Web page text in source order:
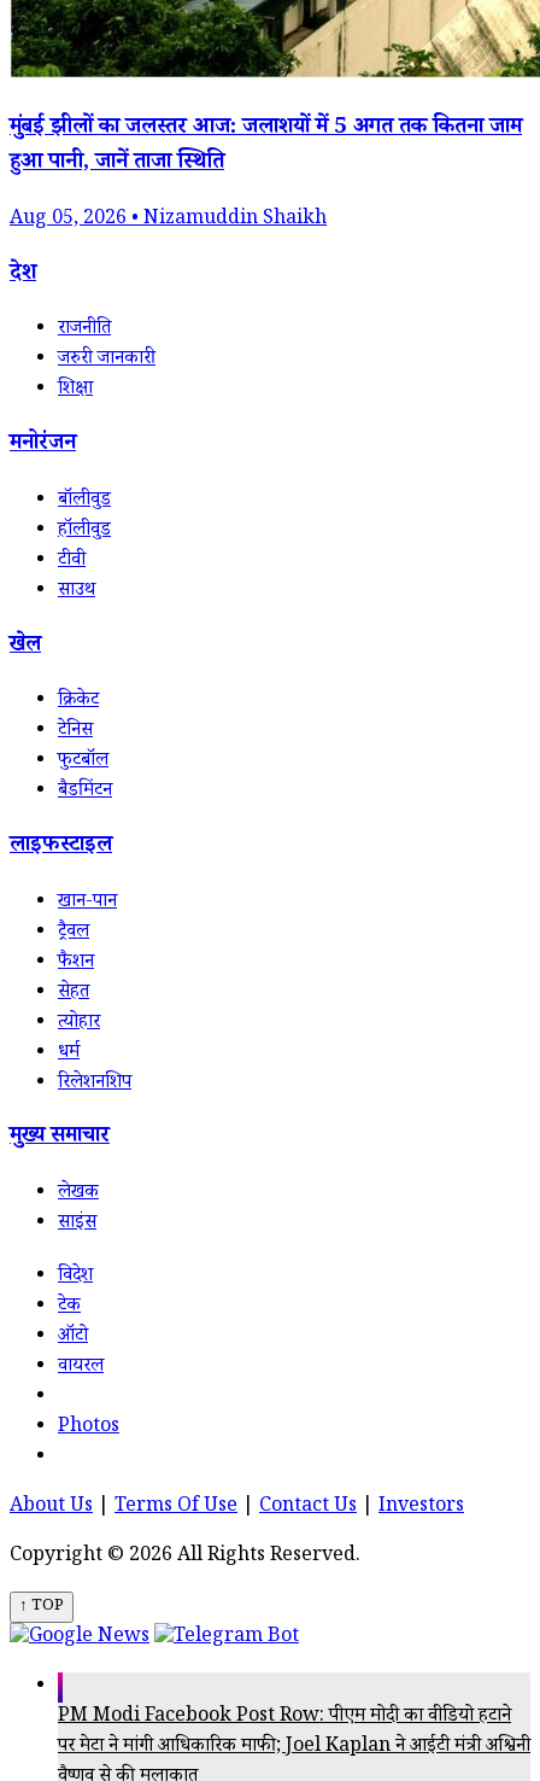
मुंबई झीलों का जलस्तर आज: जलाशयों में 5 अगत तक कितना जाम
हुआ पानी, जानें ताजा स्थिति
Aug 05, 2026 • Nizamuddin Shaikh
देश
राजनीति
जरुरी जानकारी
शिक्षा
मनोरंजन
बॉलीवुड
हॉलीवुड
टीवी
साउथ
खेल
क्रिकेट
टेनिस
फुटबॉल
बैडमिंटन
लाइफस्टाइल
खान-पान
ट्रैवल
फैशन
सेहत
त्योहार
धर्म
रिलेशनशिप
मुख्य समाचार
लेखक
साइंस
विदेश
टेक
ऑटो
वायरल
Photos
About Us Terms Of Use Contact Us
Investors
Copyright © 2026 All Rights Reserved.
↑ TOP
PM Modi Facebook Post Row: पीएम मोदी का वीडियो हटाने
पर मेटा ने मांगी आधिकारिक माफी; Joel Kaplan ने आईटी मंत्री अश्विनी